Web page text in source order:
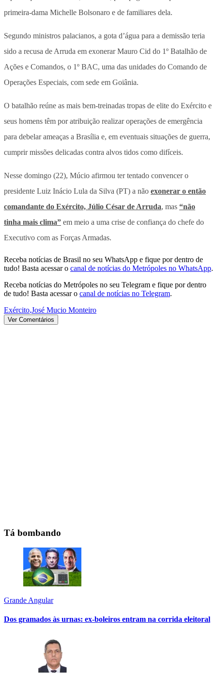
primeira-dama Michelle Bolsonaro e de familiares dela.
Segundo ministros palacianos, a gota d’água para a demissão teria
sido a recusa de Arruda em exonerar Mauro Cid do 1º Batalhão de
Ações e Comandos, o 1º BAC, uma das unidades do Comando de
Operações Especiais, com sede em Goiânia.
O batalhão reúne as mais bem-treinadas tropas de elite do Exército e
seus homens têm por atribuição realizar operações de emergência
para debelar ameaças a Brasília e, em eventuais situações de guerra,
cumprir missões delicadas contra alvos tidos como difíceis.
Nesse domingo (22), Múcio afirmou ter tentado convencer o
presidente Luiz Inácio Lula da Silva (PT) a não exonerar o então
comandante do Exército, Júlio César de Arruda, mas “não
tinha mais clima” em meio a uma crise de confiança do chefe do
Executivo com as Forças Armadas.
Receba notícias de Brasil no seu WhatsApp e fique por dentro de
tudo! Basta acessar o canal de notícias do Metrópoles no WhatsApp.
Receba notícias do Metrópoles no seu Telegram e fique por dentro
de tudo! Basta acessar o canal de notícias no Telegram.
Exército,José Mucio Monteiro
Ver Comentários
Tá bombando
Grande Angular
Dos gramados às urnas: ex-boleiros entram na corrida eleitoral